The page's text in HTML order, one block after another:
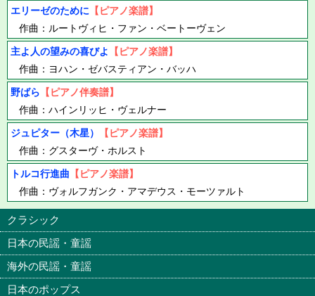
エリーゼのために 【ピアノ楽譜】
作曲：ルートヴィヒ・ファン・ベートーヴェン
主よ人の望みの喜びよ
【ピアノ楽譜】
作曲：ヨハン・ゼバスティアン・バッハ
野ばら 【ピアノ伴奏譜】
作曲：ハインリッヒ・ヴェルナー
ジュピター（木星）
【ピアノ楽譜】
作曲：グスターヴ・ホルスト
トルコ行進曲 【ピアノ楽譜】
作曲：ヴォルフガンク・アマデウス・モーツァルト
クラシック
日本の民謡・童謡
海外の民謡・童謡
日本のポップス